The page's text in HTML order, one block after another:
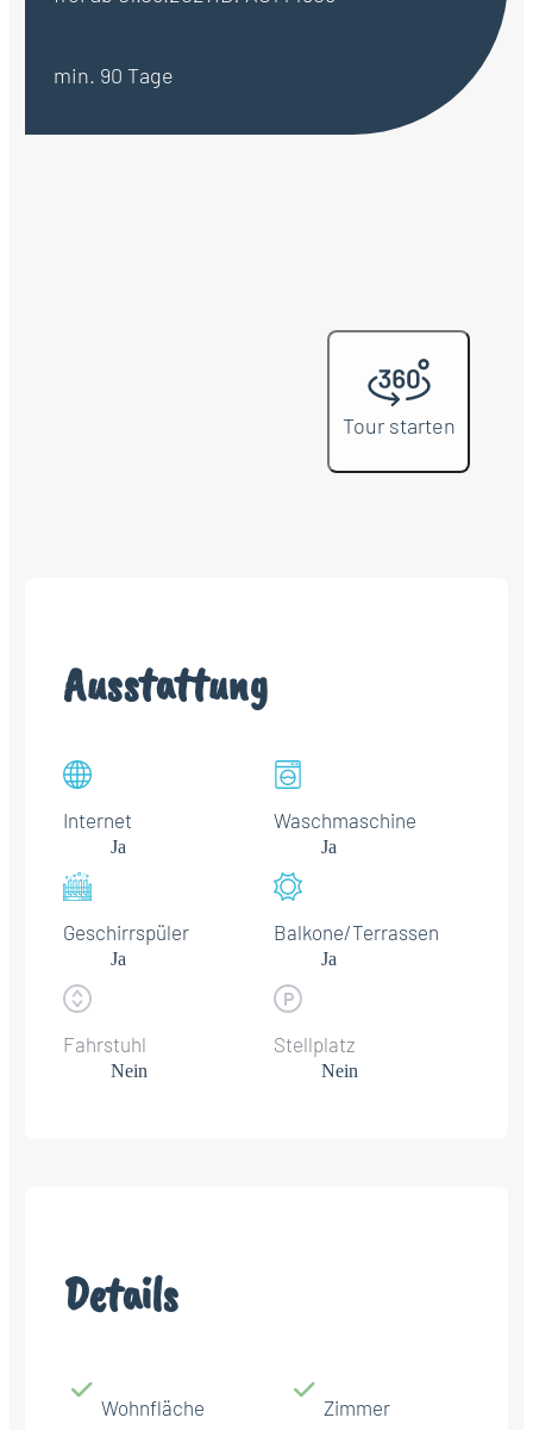
min. 90 Tage
Tour starten
Ausstattung
Internet
Ja
Waschmaschine
Ja
Geschirrspüler
Ja
Balkone/Terrassen
Ja
Fahrstuhl
Nein
Stellplatz
Nein
Details
Wohnfläche Zimmer